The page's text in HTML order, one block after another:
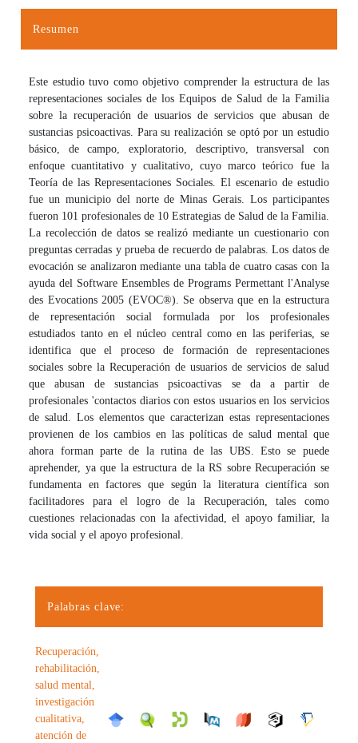
Resumen
Este estudio tuvo como objetivo comprender la estructura de las
representaciones sociales de los Equipos de Salud de la Familia
sobre la recuperación de usuarios de servicios que abusan de
sustancias psicoactivas. Para su realización se optó por un estudio
básico, de campo, exploratorio, descriptivo, transversal con
enfoque cuantitativo y cualitativo, cuyo marco teórico fue la
Teoría de las Representaciones Sociales. El escenario de estudio
fue un municipio del norte de Minas Gerais. Los participantes
fueron 101 profesionales de 10 Estrategias de Salud de la Familia.
La recolección de datos se realizó mediante un cuestionario con
preguntas cerradas y prueba de recuerdo de palabras. Los datos de
evocación se analizaron mediante una tabla de cuatro casas con la
ayuda del Software Ensembles de Programs Permettant l'Analyse
des Evocations 2005 (EVOC®). Se observa que en la estructura
de representación social formulada por los profesionales
estudiados tanto en el núcleo central como en las periferias, se
identifica que el proceso de formación de representaciones
sociales sobre la Recuperación de usuarios de servicios de salud
que abusan de sustancias psicoactivas se da a partir de
profesionales 'contactos diarios con estos usuarios en los servicios
de salud. Los elementos que caracterizan estas representaciones
provienen de los cambios en las políticas de salud mental que
ahora forman parte de la rutina de las UBS. Esto se puede
aprehender, ya que la estructura de la RS sobre Recuperación se
fundamenta en factores que según la literatura científica son
facilitadores para el logro de la Recuperación, tales como
cuestiones relacionadas con la afectividad, el apoyo familiar, la
vida social y el apoyo profesional.
Palabras clave:
Recuperación,
rehabilitación,
salud mental,
investigación
cualitativa,
atención de